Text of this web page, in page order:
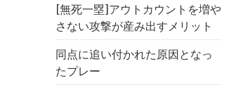
[無死一塁]アウトカウントを増や
さない攻撃が産み出すメリット
同点に追い付かれた原因となっ
たプレー